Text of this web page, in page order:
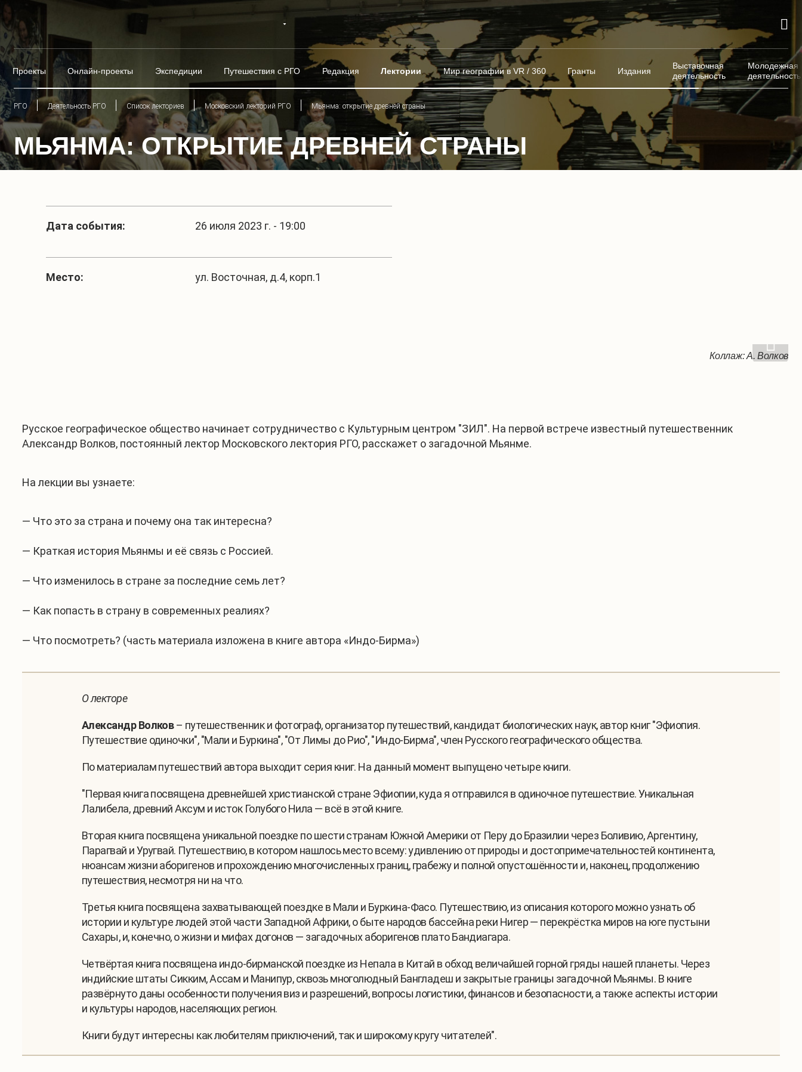
Проекты Онлайн-проекты Экспедиции Путешествия с РГО Редакция Лектории Мир географии в VR / 360 Гранты Издания
Выставочная
деятельность
Молодежная
деятельность
РГО Деятельность РГО Список лекториев Московский лекторий РГО Мьянма: открытие древней страны
МЬЯНМА: ОТКРЫТИЕ ДРЕВНЕЙ СТРАНЫ
Дата события: 26 июля 2023 г. - 19:00
Место: ул. Восточная, д.4, корп.1
Коллаж: А. Волков
Фото: А. Волков
Фото: А. Волков
Фото: А. Волков
Фото: А. Волков
Русское географическое общество начинает сотрудничество с Культурным центром "ЗИЛ". На первой встрече известный путешественник
Александр Волков, постоянный лектор Московского лектория РГО, расскажет о загадочной Мьянме.
На лекции вы узнаете:
— Что это за страна и почему она так интересна?
— Краткая история Мьянмы и её связь с Россией.
— Что изменилось в стране за последние семь лет?
— Как попасть в страну в современных реалиях?
— Что посмотреть? (часть материала изложена в книге автора «Индо-Бирма»)
О лекторе
Александр Волков– путешественник и фотограф, организатор путешествий, кандидат биологических наук, автор книг "Эфиопия.
Путешествие одиночки", "Мали и Буркина", "От Лимы до Рио", "Индо-Бирма", член Русского географического общества.
По материалам путешествий автора выходит серия книг. На данный момент выпущено четыре книги.
"Первая книга посвящена древнейшей христианской стране Эфиопии, куда я отправился в одиночное путешествие. Уникальная
Лалибела, древний Аксум и исток Голубого Нила — всё в этой книге.
Вторая книга посвящена уникальной поездке по шести странам Южной Америки от Перу до Бразилии через Боливию, Аргентину,
Парагвай и Уругвай. Путешествию, в котором нашлось место всему: удивлению от природы и достопримечательностей континента,
нюансам жизни аборигенов и прохождению многочисленных границ, грабежу и полной опустошённости и, наконец, продолжению
путешествия, несмотря ни на что.
Третья книга посвящена захватывающей поездке в Мали и Буркина-Фасо. Путешествию, из описания которого можно узнать об
истории и культуре людей этой части Западной Африки, о быте народов бассейна реки Нигер — перекрёстка миров на юге пустыни
Сахары, и, конечно, о жизни и мифах догонов — загадочных аборигенов плато Бандиагара.
Четвёртая книга посвящена индо-бирманской поездке из Непала в Китай в обход величайшей горной гряды нашей планеты. Через
индийские штаты Сикким, Ассам и Манипур, сквозь многолюдный Бангладеш и закрытые границы загадочной Мьянмы. В книге
развёрнуто даны особенности получения виз и разрешений, вопросы логистики, финансов и безопасности, а также аспекты истории
и культуры народов, населяющих регион.
Книги будут интересны как любителям приключений, так и широкому кругу читателей".